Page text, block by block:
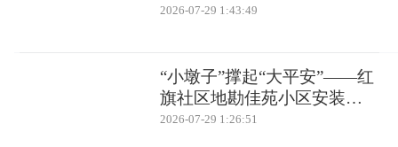
2026-07-29 1:43:49
“小墩子”撑起“大平安”——红
旗社区地勘佳苑小区安装隔
离墩 杜绝电动车进楼道
2026-07-29 1:26:51